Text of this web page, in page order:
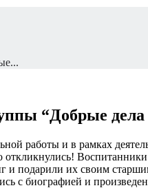
“Добрые
работы и в рамках
и подарили их своим
с биографией и